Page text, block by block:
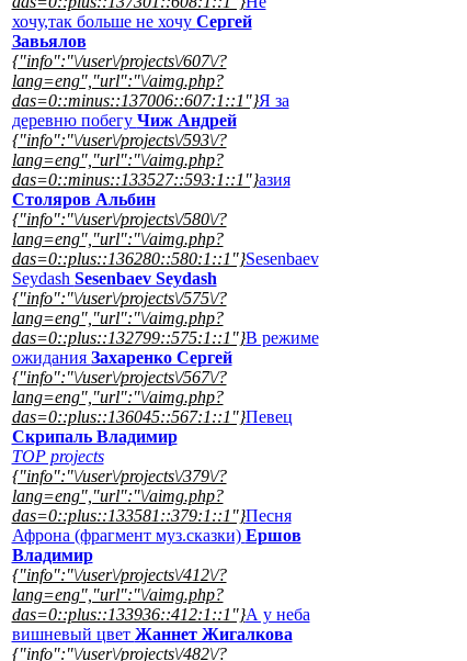
хочу,так больше не хочу Сергей
Завьялов
{"info":"\/user\/projects\/607\/?
lang=eng","url":"\/aimg.php?
das=0::minus::137006::607:1::1"}Я за
деревню побегу Чиж Андрей
{"info":"\/user\/projects\/593\/?
lang=eng","url":"\/aimg.php?
das=0::minus::133527::593:1::1"}азия
Столяров Альбин
{"info":"\/user\/projects\/580\/?
lang=eng","url":"\/aimg.php?
das=0::plus::136280::580:1::1"}Sesenbaev
Seydash Sesenbaev Seydash
{"info":"\/user\/projects\/575\/?
lang=eng","url":"\/aimg.php?
das=0::plus::132799::575:1::1"}В режиме
ожидания Захаренко Сергей
{"info":"\/user\/projects\/567\/?
lang=eng","url":"\/aimg.php?
das=0::plus::136045::567:1::1"}Певец
Скрипаль Владимир
TOP projects
{"info":"\/user\/projects\/379\/?
lang=eng","url":"\/aimg.php?
das=0::plus::133581::379:1::1"}Песня
Афрона (фрагмент муз.сказки) Ершов
Владимир
{"info":"\/user\/projects\/412\/?
lang=eng","url":"\/aimg.php?
das=0::plus::133936::412:1::1"}А у неба
вишневый цвет Жаннет Жигалкова
{"info":"\/user\/projects\/482\/?